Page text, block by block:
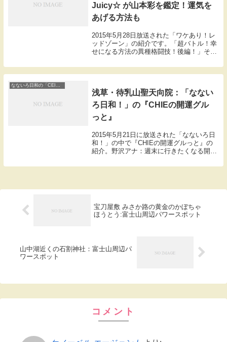
Juicy☆ が山本彩を鑑定！運気を
あげる方法も
2015年5月28日放送された「ワケあり！レ
ッドゾーン」の紹介です。「超バトル！幸
せになる方法の異種格闘技！後編！」その
人」出演：ライセンス（藤原一裕、井本貴
史）、山本彩（MNB48）ワケあり幸せ案内
浅草・待乳山聖天向院：「なない
ろ日和！」の『CHIEの開運グル
っと』
2015年5月21日に放送された「なないろ日
和！」の中で『CHIEの開運グルっと』の
紹介。野沢アナ：週末に行きたくなる開運
CEIE「浅草駅から10分ほどの今回ご紹介
宝刀屋敷 みさか路の黄金のかぼちゃ
ほうとう:富士山周辺パワースポット
山中湖近くの石割神社：富士山周辺パ
ワースポット
コメント